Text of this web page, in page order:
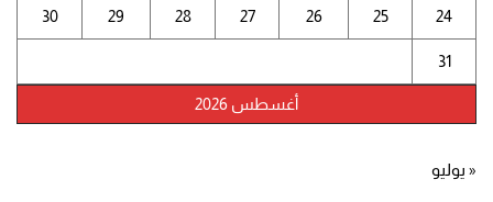
أغسطس 2026
24
25
26
27
28
29
30
31
« يوليو